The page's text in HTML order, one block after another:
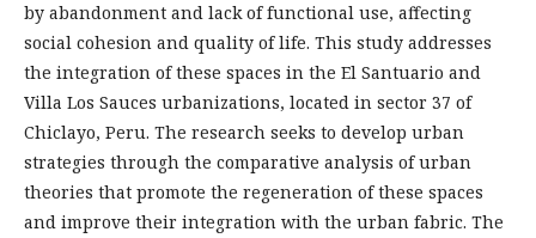
by abandonment and lack of functional use, affecting
social cohesion and quality of life. This study addresses
the integration of these spaces in the El Santuario and
Villa Los Sauces urbanizations, located in sector 37 of
Chiclayo, Peru. The research seeks to develop urban
strategies through the comparative analysis of urban
theories that promote the regeneration of these spaces
and improve their integration with the urban fabric. The